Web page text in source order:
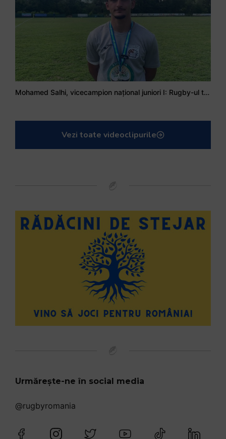
Mohamed Salhi, vicecampion național juniori I: Rugby-ul te învață să accepți și înfrângerile
Vezi toate videoclipurile
Urmărește-ne în social media
@rugbyromania